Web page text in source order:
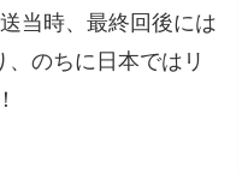
当時、最終回後には
、のちに日本ではリ